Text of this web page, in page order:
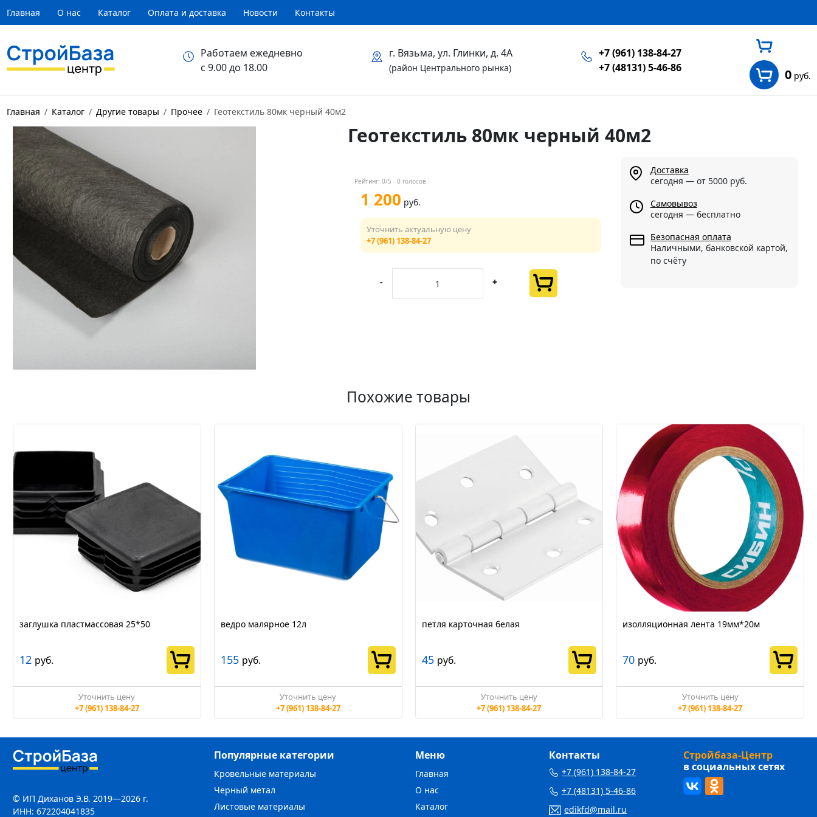
Главная О нас Каталог Оплата и доставка Новости Контакты
Работаем ежедневно
с 9.00 до 18.00
г. Вязьма, ул. Глинки, д. 4А
(район Центрального рынка)
+7 (961) 138-84-27
+7 (48131) 5-46-86
0руб.
Главная Каталог Другие товары Прочее Геотекстиль 80мк черный 40м2
Геотекстиль 80мк черный 40м2
Рейтинг: 0/5 - 0 голосов
1 200 руб.
Уточнить актуальную цену
+7 (961) 138-84-27
- +
Доставка
сегодня — от 5000 руб.
Самовывоз
сегодня — бесплатно
Безопасная оплата
Наличными, банковской картой,
по счёту
Похожие товары
заглушка пластмассовая 25*50
12 руб.
Уточнить цену
+7 (961) 138-84-27
ведро малярное 12л
155 руб.
Уточнить цену
+7 (961) 138-84-27
петля карточная белая
45 руб.
Уточнить цену
+7 (961) 138-84-27
изолляционная лента 19мм*20м
70 руб.
Уточнить цену
+7 (961) 138-84-27
© ИП Диханов Э.В. 2019—2026 г.
ИНН: 672204041835
Популярные категории
Кровельные материалы
Черный метал
Листовые материалы
Меню
Главная
О нас
Каталог
Контакты
+7 (961) 138-84-27
+7 (48131) 5-46-86
edikfd@mail.ru
Стройбаза-Центр
в социальных сетях